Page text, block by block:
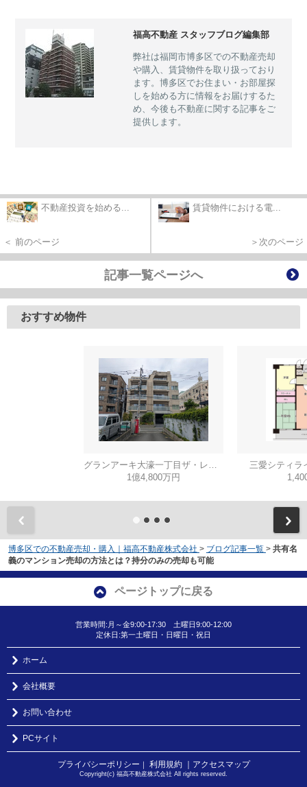
福高不動産 スタッフブログ編集部
弊社は福岡市博多区での不動産売却
や購入、賃貸物件を取り扱っており
ます。博多区でお住まい・お部屋探
しを始める方に情報をお届けするた
め、今後も不動産に関する記事をご
提供します。
不動産投資を始める...
＜ 前のページ
賃貸物件における電...
＞次のページ
記事一覧ページへ
おすすめ物件
グランアーキ大濠一丁目ザ・レジデンス
1億4,800万円
三愛シティラ
博多区での不動産売却・購入｜福高不動産株式会社 > ブログ記事一覧 > 共有名
義のマンション売却の方法とは？持分のみの売却も可能
ページトップに戻る
営業時間:月～金9:00-17:30 土曜日9:00-12:00
定休日:第一土曜日・日曜日・祝日
ホーム
会社概要
お問い合わせ
PCサイト
プライバシーポリシー 利用規約 ｜アクセスマップ
Copyright(c) 福高不動産株式会社 All rights reserved.